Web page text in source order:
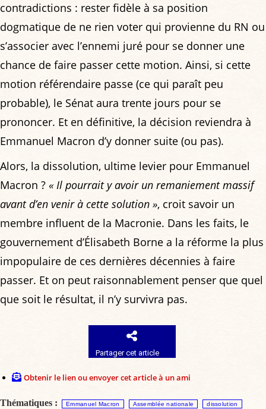
contradictions : rester fidèle à sa position
dogmatique de ne rien voter qui provienne du RN ou
s’associer avec l’ennemi juré pour se donner une
chance de faire passer cette motion. Ainsi, si cette
motion référendaire passe (ce qui paraît peu
probable), le Sénat aura trente jours pour se
prononcer. Et en définitive, la décision reviendra à
Emmanuel Macron d’y donner suite (ou pas).
Alors, la dissolution, ultime levier pour Emmanuel
Macron ? « Il pourrait y avoir un remaniement massif
avant d’en venir à cette solution », croit savoir un
membre influent de la Macronie. Dans les faits, le
gouvernement d’Élisabeth Borne a la réforme la plus
impopulaire de ces dernières décennies à faire
passer. Et on peut raisonnablement penser que quel
que soit le résultat, il n’y survivra pas.
Partager cet article
Obtenir le lien ou envoyer cet article à un ami
Thématiques : Emmanuel Macron Assemblée nationale dissolution